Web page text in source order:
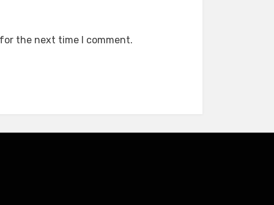
the next time I comment.